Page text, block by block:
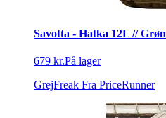
Savotta - Hatka 12L // Grøn
679 kr.På lager
GrejFreak Fra PriceRunner